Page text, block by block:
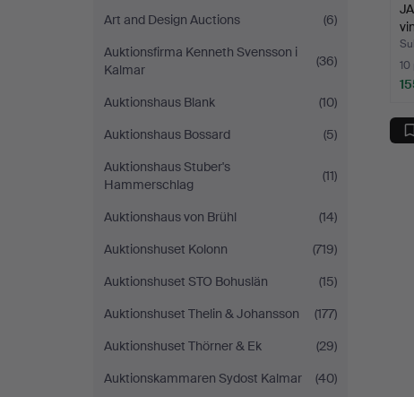
Art and Design Auctions
(6)
Auktionsfirma Kenneth Svensson i
Kalmar
(36)
Auktionshaus Blank
(10)
Auktionshaus Bossard
(5)
Auktionshaus Stuber's
Hammerschlag
(11)
Auktionshaus von Brühl
(14)
Auktionshuset Kolonn
(719)
Auktionshuset STO Bohuslän
(15)
Auktionshuset Thelin & Johansson
(177)
Auktionshuset Thörner & Ek
(29)
Auktionskammaren Sydost Kalmar
(40)
10